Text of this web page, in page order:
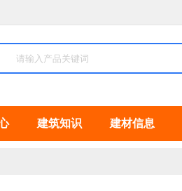
建筑知识 建材信息